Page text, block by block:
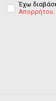
Έχω
Απορρήτου.